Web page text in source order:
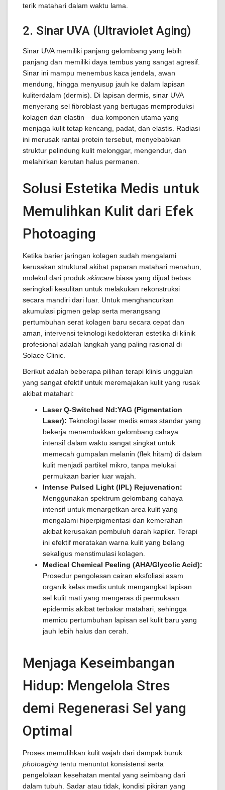
terik matahari dalam waktu lama.
2. Sinar UVA (Ultraviolet Aging)
Sinar UVA memiliki panjang gelombang yang lebih
panjang dan memiliki daya tembus yang sangat agresif.
Sinar ini mampu menembus kaca jendela, awan
mendung, hingga menyusup jauh ke dalam lapisan
kuliterdalam (dermis). Di lapisan dermis, sinar UVA
menyerang sel fibroblast yang bertugas memproduksi
kolagen dan elastin—dua komponen utama yang
menjaga kulit tetap kencang, padat, dan elastis. Radiasi
ini merusak rantai protein tersebut, menyebabkan
struktur pelindung kulit melonggar, mengendur, dan
melahirkan kerutan halus permanen.
Solusi Estetika Medis untuk
Memulihkan Kulit dari Efek
Photoaging
Ketika barier jaringan kolagen sudah mengalami
kerusakan struktural akibat paparan matahari menahun,
molekul dari produk skincare biasa yang dijual bebas
seringkali kesulitan untuk melakukan rekonstruksi
secara mandiri dari luar. Untuk menghancurkan
akumulasi pigmen gelap serta merangsang
pertumbuhan serat kolagen baru secara cepat dan
aman, intervensi teknologi kedokteran estetika di klinik
profesional adalah langkah yang paling rasional di
Solace Clinic.
Berikut adalah beberapa pilihan terapi klinis unggulan
yang sangat efektif untuk meremajakan kulit yang rusak
akibat matahari:
Laser Q-Switched Nd:YAG (Pigmentation
Laser): Teknologi laser medis emas standar yang
bekerja menembakkan gelombang cahaya
intensif dalam waktu sangat singkat untuk
memecah gumpalan melanin (flek hitam) di dalam
kulit menjadi partikel mikro, tanpa melukai
permukaan barier luar wajah.
Intense Pulsed Light (IPL) Rejuvenation:
Menggunakan spektrum gelombang cahaya
intensif untuk menargetkan area kulit yang
mengalami hiperpigmentasi dan kemerahan
akibat kerusakan pembuluh darah kapiler. Terapi
ini efektif meratakan warna kulit yang belang
sekaligus menstimulasi kolagen.
Medical Chemical Peeling (AHA/Glycolic Acid):
Prosedur pengolesan cairan eksfoliasi asam
organik kelas medis untuk mengangkat lapisan
sel kulit mati yang mengeras di permukaan
epidermis akibat terbakar matahari, sehingga
memicu pertumbuhan lapisan sel kulit baru yang
jauh lebih halus dan cerah.
Menjaga Keseimbangan
Hidup: Mengelola Stres
demi Regenerasi Sel yang
Optimal
Proses memulihkan kulit wajah dari dampak buruk
photoaging tentu menuntut konsistensi serta
pengelolaan kesehatan mental yang seimbang dari
dalam tubuh. Sadar atau tidak, kondisi pikiran yang